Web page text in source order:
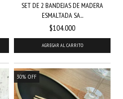
SET DE 2 BANDEJAS DE MADERA
ESMALTADA SA...
$104.000
30% OFF